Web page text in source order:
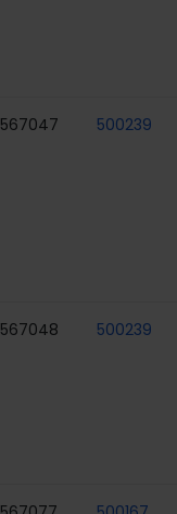
567047 500239
567048 500239